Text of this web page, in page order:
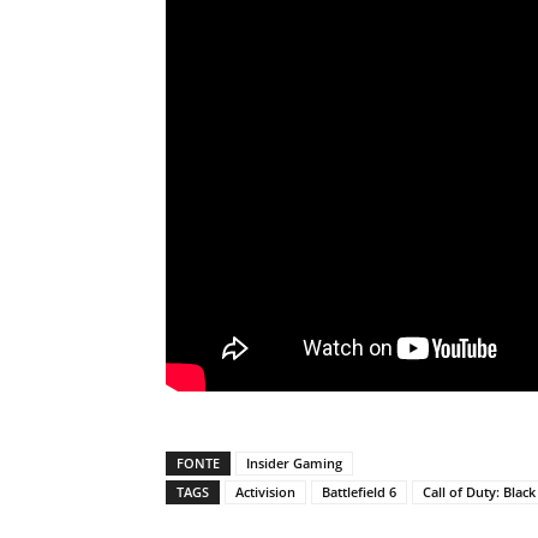
FONTE
Insider Gaming
TAGS
Activision Battlefield 6 Call of Duty: